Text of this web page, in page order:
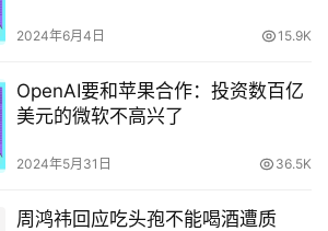
2024年6月4日 15.9K
OpenAI要和苹果合作：投资数百亿
美元的微软不高兴了
2024年5月31日 36.5K
周鸿祎回应吃头孢不能喝酒遭质